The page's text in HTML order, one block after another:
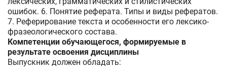
ошибок. 6. Понятие реферата. Типы и виды рефератов.
7. Реферирование текста и особенности его лексико-
фразеологического состава.
Компетенции обучающегося, формируемые в
результате освоения дисциплины
Выпускник должен обладать: